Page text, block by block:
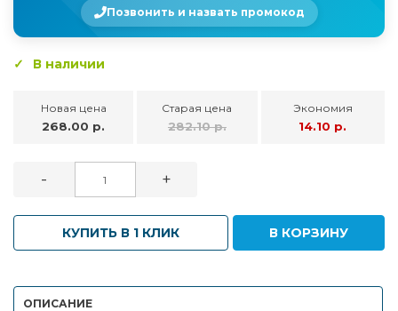
Позвонить и назвать промокод
В наличии
Новая цена
268.00 р.
Старая цена
282.10 р.
Экономия
14.10 р.
- +
КУПИТЬ В 1 КЛИК В КОРЗИНУ
ОПИСАНИЕ